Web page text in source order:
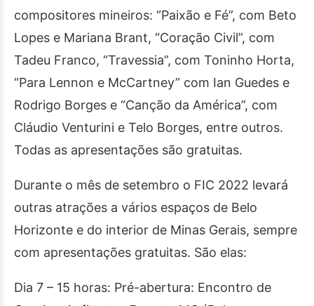
compositores mineiros: “Paixão e Fé”, com Beto
Lopes e Mariana Brant, “Coração Civil”, com
Tadeu Franco, “Travessia”, com Toninho Horta,
“Para Lennon e McCartney” com Ian Guedes e
Rodrigo Borges e “Canção da América”, com
Cláudio Venturini e Telo Borges, entre outros.
Todas as apresentações são gratuitas.
Durante o mês de setembro o FIC 2022 levará
outras atrações a vários espaços de Belo
Horizonte e do interior de Minas Gerais, sempre
com apresentações gratuitas. São elas:
Dia 7 – 15 horas: Pré-abertura: Encontro de